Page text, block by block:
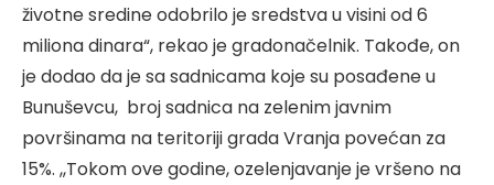
životne sredine odobrilo je sredstva u visini od 6
miliona dinara“, rekao je gradonačelnik. Takođe, on
je dodao da je sa sadnicama koje su posađene u
Bunuševcu, broj sadnica na zelenim javnim
površinama na teritoriji grada Vranja povećan za
15%. ,,Tokom ove godine, ozelenjavanje je vršeno na